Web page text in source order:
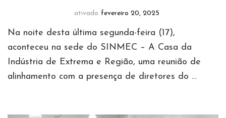
ativado fevereiro 20, 2025
Na noite desta última segunda-feira (17),
aconteceu na sede do SINMEC – A Casa da
Indústria de Extrema e Região, uma reunião de
alinhamento com a presença de diretores do …